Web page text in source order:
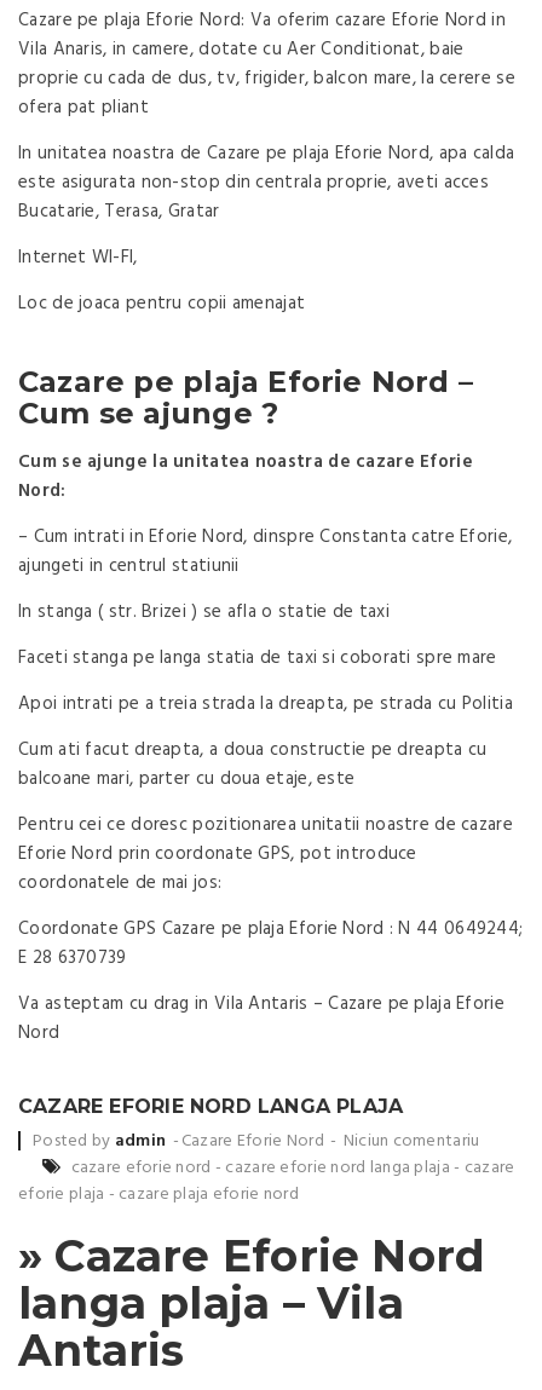
Cazare pe plaja Eforie Nord: Va oferim cazare Eforie Nord in
Vila Anaris, in camere, dotate cu Aer Conditionat, baie
proprie cu cada de dus, tv, frigider, balcon mare, la cerere se
ofera pat pliant
In unitatea noastra de Cazare pe plaja Eforie Nord, apa calda
este asigurata non-stop din centrala proprie, aveti acces
Bucatarie, Terasa, Gratar
Internet WI-FI,
Loc de joaca pentru copii amenajat
Cazare pe plaja Eforie Nord –
Cum se ajunge ?
Cum se ajunge la unitatea noastra de cazare Eforie
Nord:
– Cum intrati in Eforie Nord, dinspre Constanta catre Eforie,
ajungeti in centrul statiunii
In stanga ( str. Brizei ) se afla o statie de taxi
Faceti stanga pe langa statia de taxi si coborati spre mare
Apoi intrati pe a treia strada la dreapta, pe strada cu Politia
Cum ati facut dreapta, a doua constructie pe dreapta cu
balcoane mari, parter cu doua etaje, este
Pentru cei ce doresc pozitionarea unitatii noastre de cazare
Eforie Nord prin coordonate GPS, pot introduce
coordonatele de mai jos:
Coordonate GPS Cazare pe plaja Eforie Nord : N 44 0649244;
E 28 6370739
Va asteptam cu drag in Vila Antaris – Cazare pe plaja Eforie
Nord
CAZARE EFORIE NORD LANGA PLAJA
Posted by admin Cazare Eforie Nord
Niciun comentariu
cazare eforie nord - cazare eforie nord langa plaja - cazare
eforie plaja - cazare plaja eforie nord
» Cazare Eforie Nord
langa plaja – Vila
Antaris